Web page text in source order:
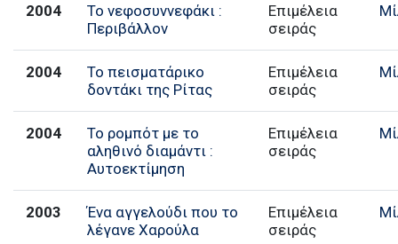
2004
Το νεφοσυννεφάκι :
Περιβάλλον
Επιμέλεια
σειράς
2004
Το πεισματάρικο
δοντάκι της Ρίτας
Επιμέλεια
σειράς
2004
Το ρομπότ με το
αληθινό διαμάντι :
Αυτοεκτίμηση
Επιμέλεια
σειράς
2003
Ένα αγγελούδι που το
λέγανε Χαρούλα
Επιμέλεια
σειράς